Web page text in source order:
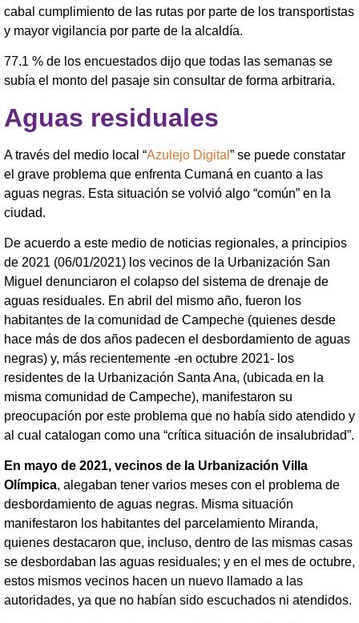
cabal cumplimiento de las rutas por parte de los transportistas
y mayor vigilancia por parte de la alcaldía.
77.1 % de los encuestados dijo que todas las semanas se
subía el monto del pasaje sin consultar de forma arbitraria.
Aguas residuales
A través del medio local “Azulejo Digital ” se puede constatar
el grave problema que enfrenta Cumaná en cuanto a las
aguas negras. Esta situación se volvió algo “común” en la
ciudad.
De acuerdo a este medio de noticias regionales, a principios
de 2021 (06/01/2021) los vecinos de la Urbanización San
Miguel denunciaron el colapso del sistema de drenaje de
aguas residuales. En abril del mismo año, fueron los
habitantes de la comunidad de Campeche (quienes desde
hace más de dos años padecen el desbordamiento de aguas
negras) y, más recientemente -en octubre 2021- los
residentes de la Urbanización Santa Ana, (ubicada en la
misma comunidad de Campeche), manifestaron su
preocupación por este problema que no había sido atendido y
al cual catalogan como una “crítica situación de insalubridad”.
En mayo de 2021, vecinos de la Urbanización Villa
Olímpica, alegaban tener varios meses con el problema de
desbordamiento de aguas negras. Misma situación
manifestaron los habitantes del parcelamiento Miranda,
quienes destacaron que, incluso, dentro de las mismas casas
se desbordaban las aguas residuales; y en el mes de octubre,
estos mismos vecinos hacen un nuevo llamado a las
autoridades, ya que no habían sido escuchados ni atendidos.